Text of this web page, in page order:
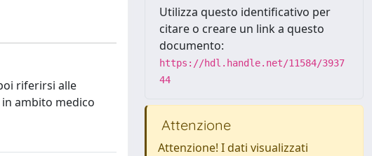
riferirsi alle
ambito medico
Utilizza questo identificativo per
citare o creare un link a questo
documento:
https://hdl.handle.net/11584/3937
44
Attenzione
Attenzione! I dati visualizzati